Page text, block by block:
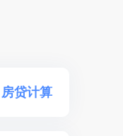
房贷计算